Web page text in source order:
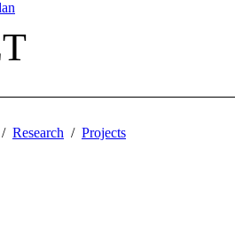
Research
Projects